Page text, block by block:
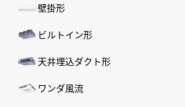
壁掛形
ビルトイン形
天井埋込ダクト形
ワンダ風流